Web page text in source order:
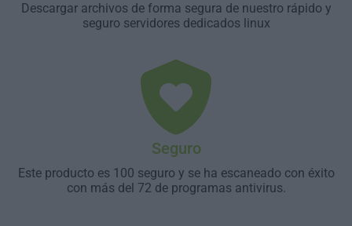
Descargar archivos de forma segura de nuestro rápido y
seguro servidores dedicados linux
Seguro
Este producto es 100 seguro y se ha escaneado con éxito
con más del 72 de programas antivirus.